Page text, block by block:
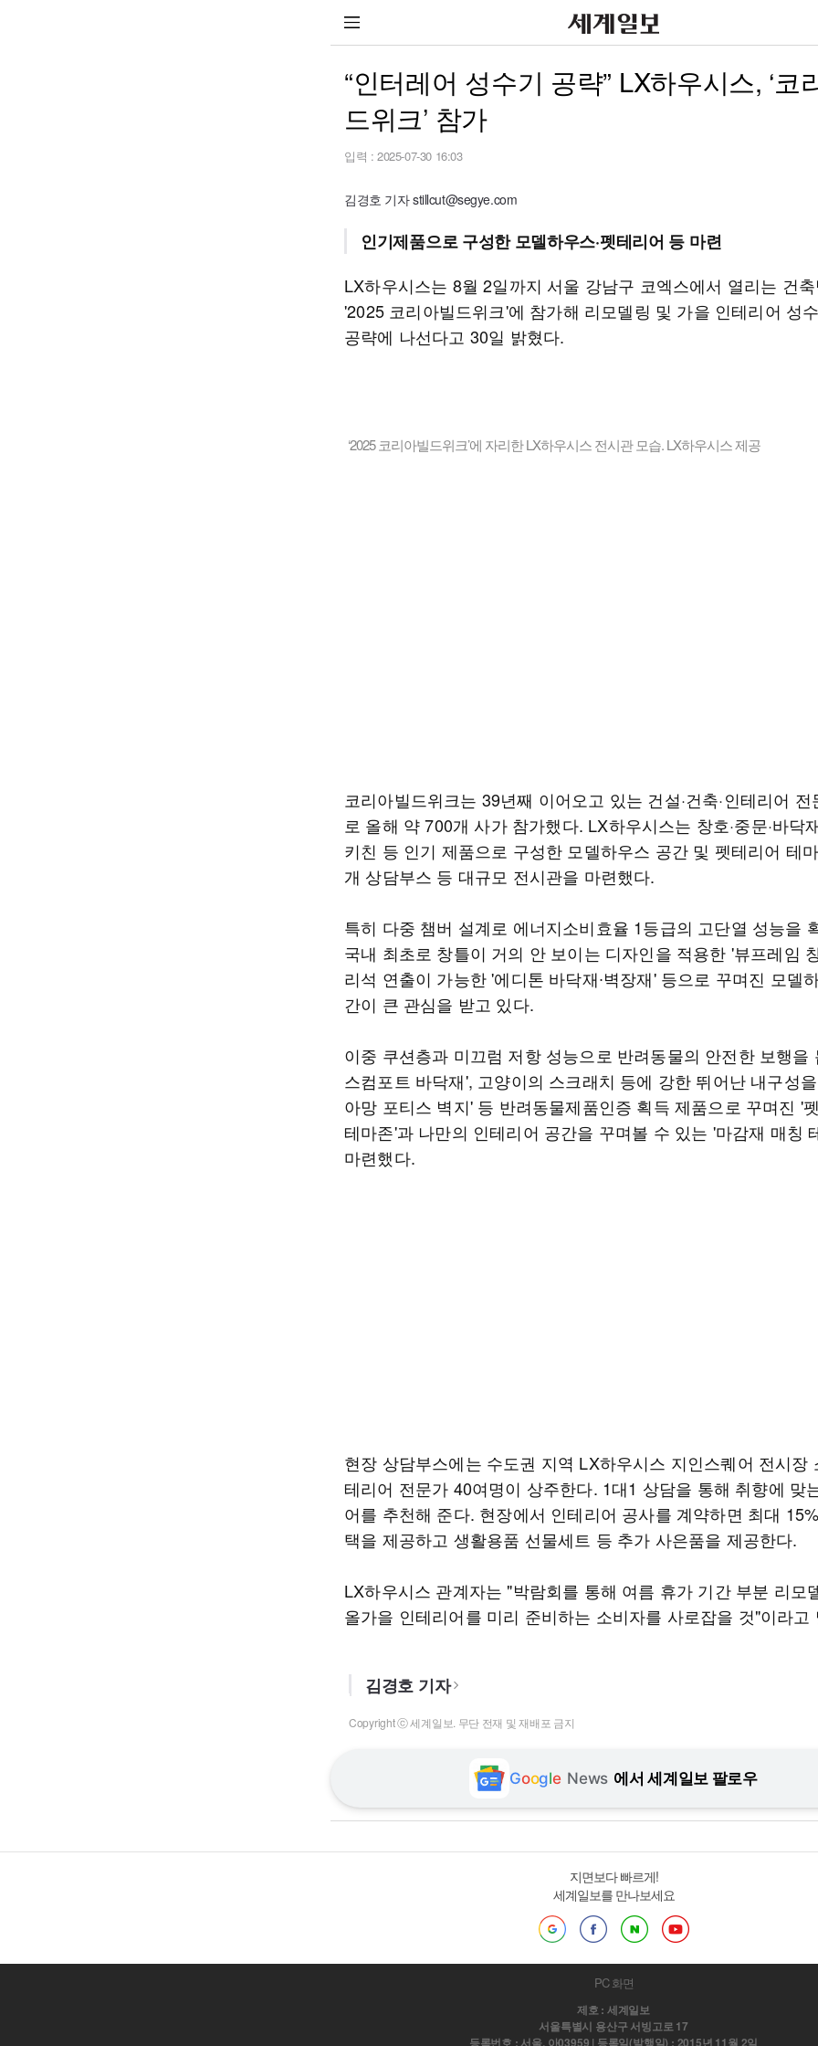
“인터레어 성수기 공략” LX하우시스, ‘코
드위크’ 참가
입력 : 2025-07-30 16:03
김경호 기자 stillcut@segye.com
인기제품으로 구성한 모델하우스·펫테리어 등 마련
LX하우시스는 8월 2일까지 서울 강남구 코엑스에서 열리는 건
'2025 코리아빌드위크'에 참가해 리모델링 및 가을 인테리어 성
공략에 나선다고 30일 밝혔다.
‘2025 코리아빌드위크’에 자리한 LX하우시스 전시관 모습. LX하우시스 제공
코리아빌드위크는 39년째 이어오고 있는 건설·건축·인테리어 전
로 올해 약 700개 사가 참가했다. LX하우시스는 창호·중문·바닥
키친 등 인기 제품으로 구성한 모델하우스 공간 및 펫테리어 테
개 상담부스 등 대규모 전시관을 마련했다.
특히 다중 챔버 설계로 에너지소비효율 1등급의 고단열 성능을
국내 최초로 창틀이 거의 안 보이는 디자인을 적용한 '뷰프레임
리석 연출이 가능한 '에디톤 바닥재∙벽장재' 등으로 꾸며진 모델
간이 큰 관심을 받고 있다.
이중 쿠션층과 미끄럼 저항 성능으로 반려동물의 안전한 보행을
스컴포트 바닥재', 고양이의 스크래치 등에 강한 뛰어난 내구성
아망 포티스 벽지' 등 반려동물제품인증 획득 제품으로 꾸며진 '
테마존'과 나만의 인테리어 공간을 꾸며볼 수 있는 '마감재 매칭
마련했다.
현장 상담부스에는 수도권 지역 LX하우시스 지인스퀘어 전시장
테리어 전문가 40여명이 상주한다. 1대1 상담을 통해 취향에 맞
어를 추천해 준다. 현장에서 인테리어 공사를 계약하면 최대
택을 제공하고 생활용품 선물세트 등 추가 사은품을 제공한다.
LX하우시스 관계자는 "박람회를 통해 여름 휴가 기간 부분 리모
올가을 인테리어를 미리 준비하는 소비자를 사로잡을 것"이라고
김경호 기자
Copyright ⓒ 세계일보. 무단 전재 및 재배포 금지
Google News 에서 세계일보 팔로우
지면보다 빠르게!
세계일보를 만나보세요
PC 화면
제호 : 세계일보
서울특별시 용산구 서빙고로 17
등록번호 : 서울, 아03959 | 등록일(발행일) : 2015년 11월 2일